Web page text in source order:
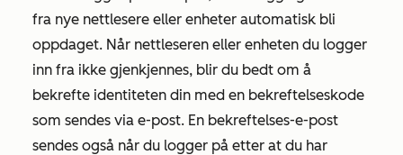
fra nye nettlesere eller enheter automatisk bli
oppdaget. Når nettleseren eller enheten du logger
inn fra ikke gjenkjennes, blir du bedt om å
bekrefte identiteten din med en bekreftelseskode
som sendes via e-post. En bekreftelses-e-post
sendes også når du logger på etter at du har